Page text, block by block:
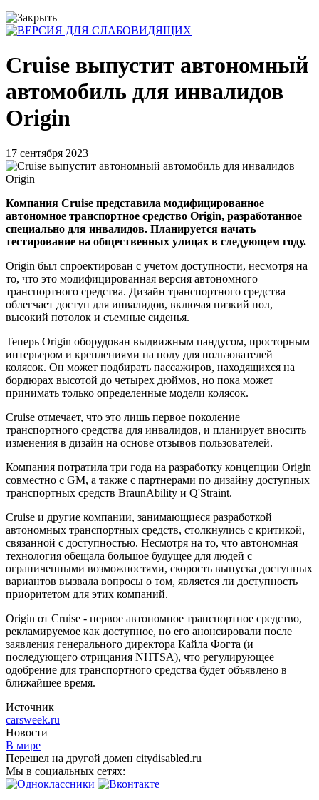
Cruise выпустит автономный
автомобиль для инвалидов
Origin
17 сентября 2023
Компания Cruise представила модифицированное
автономное транспортное средство Origin, разработанное
специально для инвалидов. Планируется начать
тестирование на общественных улицах в следующем году.
Origin был спроектирован с учетом доступности, несмотря на
то, что это модифицированная версия автономного
транспортного средства. Дизайн транспортного средства
облегчает доступ для инвалидов, включая низкий пол,
высокий потолок и съемные сиденья.
Теперь Origin оборудован выдвижным пандусом, просторным
интерьером и креплениями на полу для пользователей
колясок. Он может подбирать пассажиров, находящихся на
бордюрах высотой до четырех дюймов, но пока может
принимать только определенные модели колясок.
Cruise отмечает, что это лишь первое поколение
транспортного средства для инвалидов, и планирует вносить
изменения в дизайн на основе отзывов пользователей.
Компания потратила три года на разработку концепции Origin
совместно с GM, а также с партнерами по дизайну доступных
транспортных средств BraunAbility и Q'Straint.
Cruise и другие компании, занимающиеся разработкой
автономных транспортных средств, столкнулись с критикой,
связанной с доступностью. Несмотря на то, что автономная
технология обещала большое будущее для людей с
ограниченными возможностями, скорость выпуска доступных
вариантов вызвала вопросы о том, является ли доступность
приоритетом для этих компаний.
Origin от Cruise - первое автономное транспортное средство,
рекламируемое как доступное, но его анонсировали после
заявления генерального директора Кайла Фогта (и
последующего отрицания NHTSA), что регулирующее
одобрение для транспортного средства будет объявлено в
ближайшее время.
Источник
carsweek.ru
Новости
В мире
Перешел на другой домен citydisabled.ru
Мы в социальных сетях: